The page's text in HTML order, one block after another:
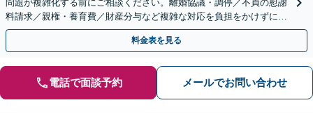
問題が複雑化する前にご相談ください。離婚協議・調停／不貞の慰謝
料請求／親権・養育費／財産分与など複雑な対応を負担をかけずに。
【初回面談無料】【完全個室・子連れ相談可】
料金表を見る
電話で面談予約 メールでお問い合わせ